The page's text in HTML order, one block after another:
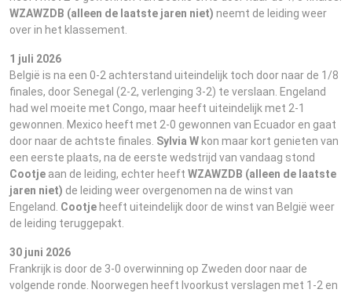
WZAWZDB (alleen de laatste jaren niet) neemt de leiding weer
over in het klassement.
1 juli 2026
België is na een 0-2 achterstand uiteindelijk toch door naar de 1/8
finales, door Senegal (2-2, verlenging 3-2) te verslaan. Engeland
had wel moeite met Congo, maar heeft uiteindelijk met 2-1
gewonnen. Mexico heeft met 2-0 gewonnen van Ecuador en gaat
door naar de achtste finales. Sylvia W kon maar kort genieten van
een eerste plaats, na de eerste wedstrijd van vandaag stond
Cootje aan de leiding, echter heeft WZAWZDB (alleen de laatste
jaren niet) de leiding weer overgenomen na de winst van
Engeland. Cootje heeft uiteindelijk door de winst van België weer
de leiding teruggepakt.
30 juni 2026
Frankrijk is door de 3-0 overwinning op Zweden door naar de
volgende ronde. Noorwegen heeft Ivoorkust verslagen met 1-2 en